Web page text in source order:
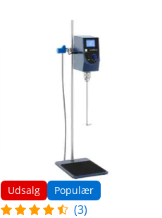
Udsalg Populær
(3)